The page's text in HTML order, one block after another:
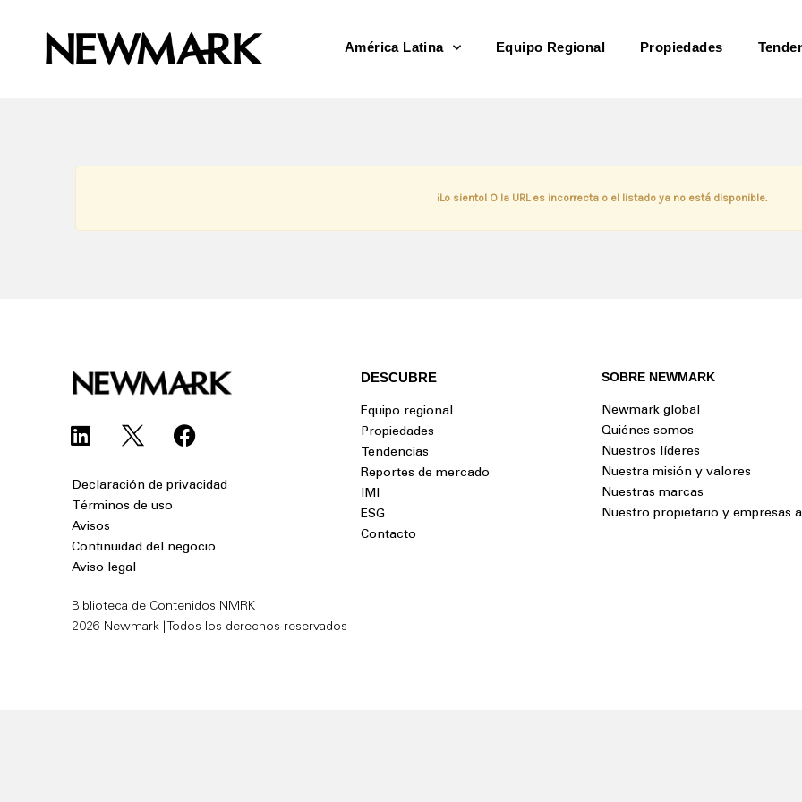
América Latina Equipo Regional Propiedades
¡Lo siento! O la URL es incorrecta o el listado ya no está disponible.
Declaración de privacidad
Términos de uso
Avisos
Continuidad del negocio
Aviso legal
Biblioteca de Contenidos NMRK
2026 Newmark | Todos los derechos reservados
DESCUBRE
Equipo regional
Propiedades
Tendencias
Reportes de mercado
IMI
ESG
Contacto
SOBRE NEWMARK
Newmark global
Quiénes somos
Nuestros líderes
Nuestra misión y valores
Nuestras marcas
Nuestro propietario y empresas